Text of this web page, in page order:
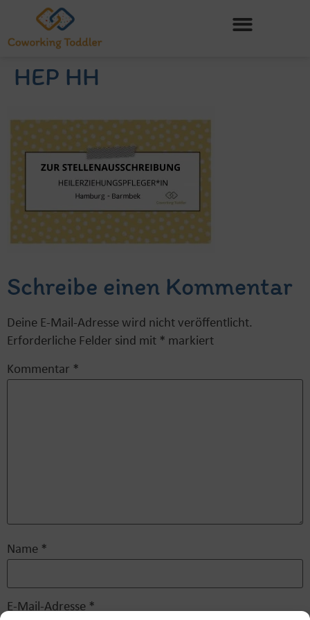
HEP HH
Schreibe einen Kommentar
Deine E-Mail-Adresse wird nicht veröffentlicht.
Erforderliche Felder sind mit * markiert
Kommentar *
Name *
E-Mail-Adresse *